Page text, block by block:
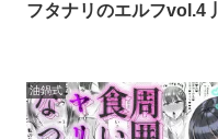
フタナリのエルフvol.4
油鍋式